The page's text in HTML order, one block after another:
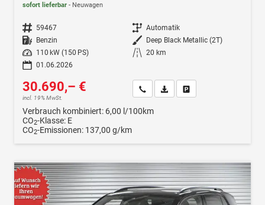
sofort lieferbar Neuwagen
Fahrzeugnr. 59467 Getriebe Automatik
Kraftstoff Benzin Außenfarbe Deep Black Metallic (2T)
Leistung
110 kW (150 PS) Kilometerstand 20 km
01.06.2026
30.690,– €
incl. 19% MwSt.
Wir rufen Sie anFahrzeugexposé (PDF)
Verbrauch kombiniert: 6,00 l/100km
CO2-Klasse: E
CO2-Emissionen: 137,00 g/km